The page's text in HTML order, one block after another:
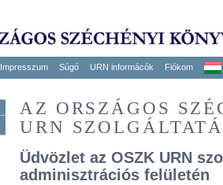
Impresszum Súgó URN informácók Fiókom
AZ ORSZÁGOS
URN
Üdvözlet az OSZK URN
adminisztrációs felületén